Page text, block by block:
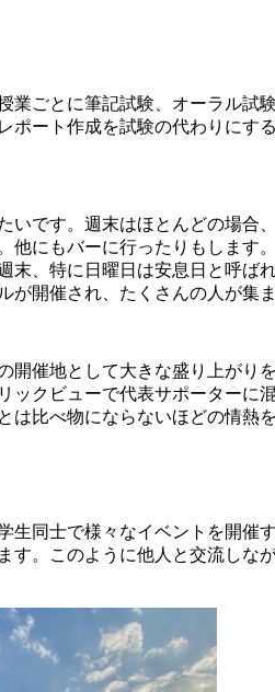
業ごとに筆記試験、オーラル
ート作成を試験の代わりにす
いです。週末はほとんどの場
他にもバーに行ったりもしま
末、特に日曜日は安息日と呼
開催され、たくさんの人が集
開催地として大きな盛り上が
ックビューで代表サポーター
は比べ物にならないほどの情熱
生同士で様々なイベントを開
す。このように他人と交流し